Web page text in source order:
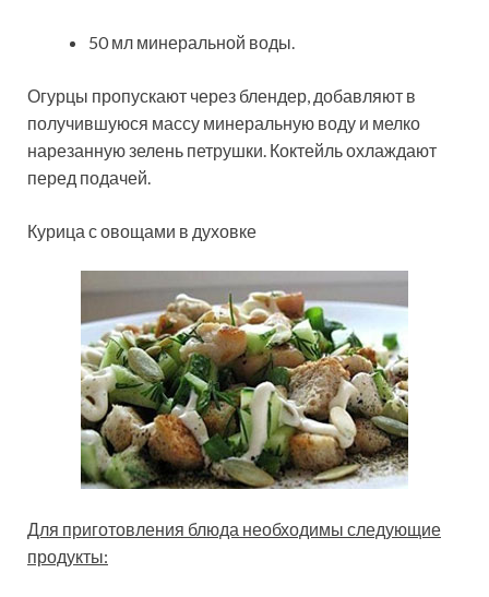
50 мл минеральной воды.
Огурцы пропускают через блендер, добавляют в
получившуюся массу минеральную воду и мелко
нарезанную зелень петрушки. Коктейль охлаждают
перед подачей.
Курица с овощами в духовке
Для приготовления блюда необходимы следующие
продукты: